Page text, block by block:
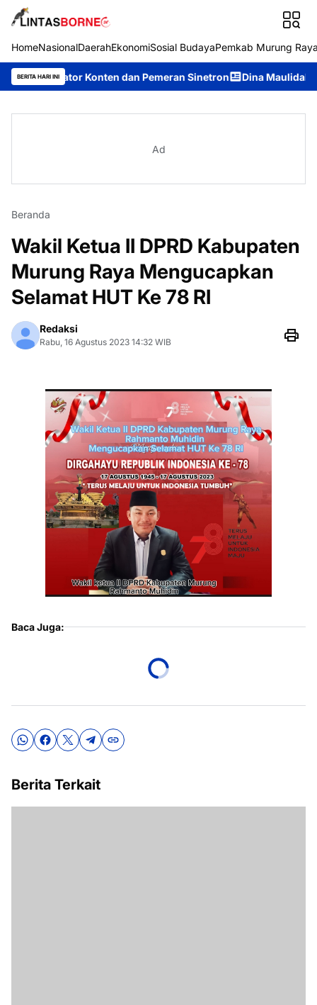
HomeNasionalDaerahEkonomiSosial BudayaPemkab Murung
BERITA HARI INI
Konten dan Pemeran Sinetron Dina Maulidah Terpilih
Ad
Beranda
Wakil Ketua II DPRD Kabupaten
Murung Raya Mengucapkan
Selamat HUT Ke 78 RI
Redaksi
Rabu, 16 Agustus 2023 14:32 WIB
Baca Juga:
Berita Terkait